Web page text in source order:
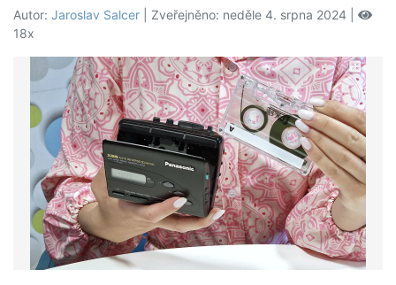
Autor: Jaroslav Salcer | Zveřejněno: neděle 4. srpna 2024 |
18x